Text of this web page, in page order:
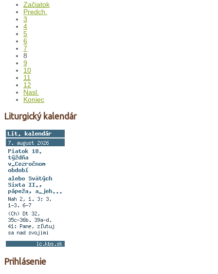
Začiatok
Predch.
3
4
5
6
7
8
9
10
11
12
Nasl.
Koniec
Liturgický kalendár
Prihlásenie